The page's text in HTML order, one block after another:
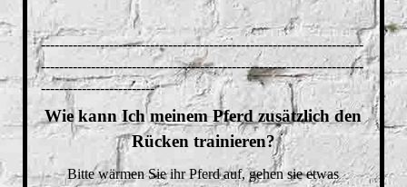
-----------------------------------------------------------------------
-----------------------------------------------------------------------
-------------------------
Wie kann Ich meinem Pferd zusätzlich den
Rücken trainieren?
Bitte wärmen Sie ihr Pferd auf, gehen sie etwas